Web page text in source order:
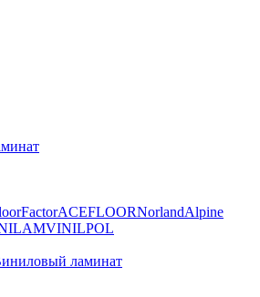
ACEFLOORNorlandAlpine
VINILPOL
ламинат